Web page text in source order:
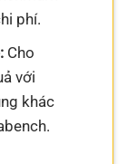
phí.
Cho
với
khác